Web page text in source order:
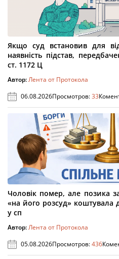
Якщо суд встановив для
наявність підстав,
ст. 1172 Ц
Автор:Лента от Протокола
06.08.2026Просмотров:33
Чоловік помер, але позика
«на його розсуд» коштувала
у сп
Автор:Лента от Протокола
05.08.2026Просмотров:436